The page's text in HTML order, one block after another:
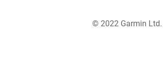
© 2022 Garmin Ltd.